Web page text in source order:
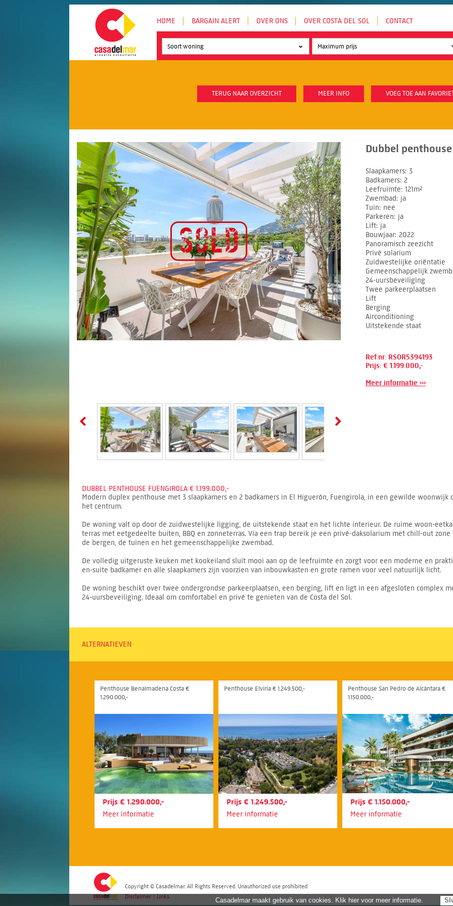
HOME BARGAIN ALERT OVER ONS OVER COSTA DEL SOL CONTACT
Soort woning
TERUG NAAR OVERZICHT MEER INFO VOEG TOE AAN
Dubbel
Slaapkamers 3
Badkamers 2
Leefruimte 121m²
Zwembad
ja
Tuin nee
Parkeren ja
Lift ja
Bouwjaar 2022
Panoramisch zeezicht
Privé solarium
Zuidwestelijke oriëntatie
Gemeenschappelijk
24-uursbeveiliging
Twee parkeerplaatsen
Lift
Berging
Airconditioning
Uitstekende staat
Ref.nr: RSOR5394193
Prijs: € 1.199.000,-
Meer informatie ›››
DUBBEL PENTHOUSE FUENGIROLA € 1.199.000,-
Modern duplex penthouse met 3 slaapkamers en 2 badkamers in El Higuerón, Fuengirola, in een gewilde
het centrum.
De woning valt op door de zuidwestelijke ligging, de uitstekende staat en het lichte interieur. De ruime woon-
terras met eetgedeelte buiten, BBQ en zonneterras. Via een trap bereik je een privé-daksolarium met chill-out
de bergen, de tuinen en het gemeenschappelijke zwembad.
De volledig uitgeruste keuken met kookeiland sluit mooi aan op de leefruimte en zorgt voor een moderne en
en-suite badkamer en alle slaapkamers zijn voorzien van inbouwkasten en grote ramen voor veel natuurlijk licht.
De woning beschikt over twee ondergrondse parkeerplaatsen, een berging, lift en ligt in een afgesloten complex
24-uursbeveiliging. Ideaal om comfortabel en privé te genieten van de Costa del Sol.
ALTERNATIEVEN
Penthouse Benalmadena Costa €
1.290.000,-
Prijs € 1.290.000,-
Meer informatie
Penthouse Elviria € 1.249.500,-
Prijs € 1.249.500,-
Meer informatie
Penthouse San Pedro de Alcántara €
1.150.000,-
Prijs € 1.150.000,-
Meer informatie
Copyright © Casadelmar. All Rights Reserved. Unauthorized use prohibited.
Disclaimer
Links Casadelmar maakt gebruik van cookies. Klik hier voor meer informatie.